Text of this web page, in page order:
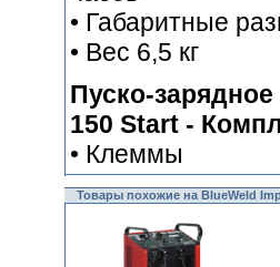
• Габаритные
• Вес 6,5 кг
Пуско-
150 Start -
• Клеммы
Товары похожие на BlueWeld